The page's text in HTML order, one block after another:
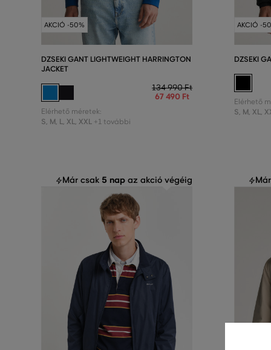
AKCIÓ -50%
DZSEKI GANT LIGHTWEIGHT HARRINGTON
JACKET
134 990 Ft
67 490 Ft
Elérhető méretek:
S, M, L, XL, XXL +1 további
AKCIÓ -
DZSEKI
Elérhető
S, M, XL,
Már csak 5 nap az akció végéig